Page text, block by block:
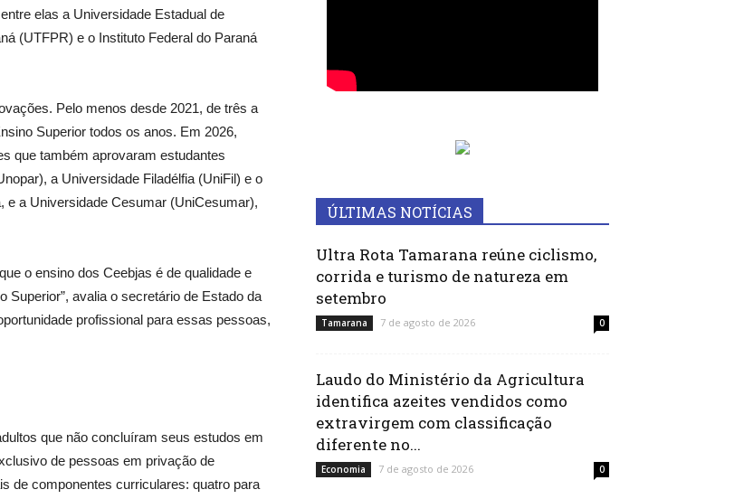
elas a Universidade Estadual de
(UTFPR) e o Instituto Federal do Paraná
Pelo menos desde 2021, de três a
Superior todos os anos. Em 2026,
que também aprovaram estudantes
a Universidade Filadélfia (UniFil) e o
e a Universidade Cesumar (UniCesumar),
o ensino dos Ceebjas é de qualidade e
Superior”, avalia o secretário de Estado da
profissional para essas pessoas,
que não concluíram seus estudos em
de pessoas em privação de
de componentes curriculares: quatro para
ÚLTIMAS NOTÍCIAS
Ultra Rota Tamarana reúne ciclismo,
corrida e turismo de natureza em
setembro
Tamarana 7 de agosto de 2026 0
Laudo do Ministério da Agricultura
identifica azeites vendidos como
extravirgem com classificação
diferente no...
Economia 7 de agosto de 2026 0